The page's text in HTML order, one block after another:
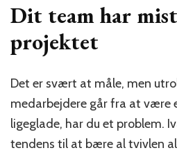
Dit team har
projektet
Det er svært at måle, men
medarbejdere går fra at være
ligeglade, har du et problem.
tendens til at bære al tvivlen